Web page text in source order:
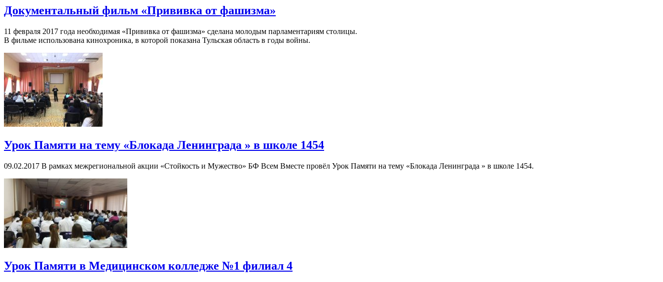
Документальный фильм «Прививка от фашизма»
11 февраля 2017 года необходимая «Прививка от фашизма» сделана молодым парламентариям столицы.
В фильме использована кинохроника, в которой показана Тульская область в годы войны.
Урок Памяти на тему «Блокада Ленинграда » в школе 1454
09.02.2017 В рамках межрегиональной акции «Стойкость и Мужество» БФ Всем Вместе провёл Урок Памяти на тему «Блокада Ленинграда » в школе 1454.
Урок Памяти в Медицинском колледже №1 филиал 4